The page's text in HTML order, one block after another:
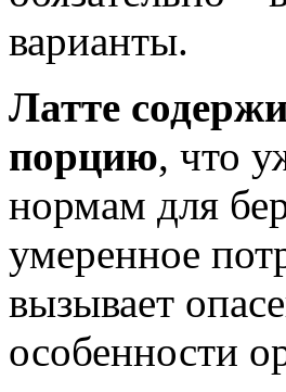
варианты.
Латте
порцию, что
нормам для
умеренное
вызывает
особенности